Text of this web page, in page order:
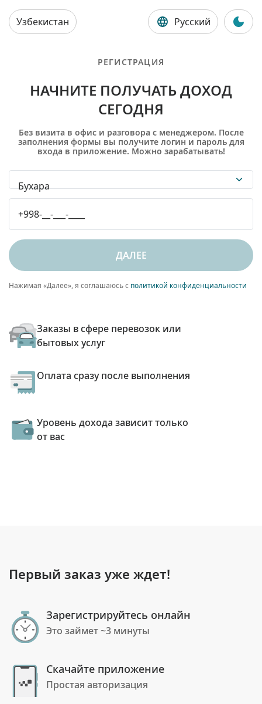
Узбекистан Русский
РЕГИСТРАЦИЯ
НАЧНИТЕ ПОЛУЧАТЬ ДОХОД
СЕГОДНЯ
Без визита в офис и разговора с менеджером. После
заполнения формы вы получите логин и пароль для
входа в приложение. Можно зарабатывать!
Бухара
ДАЛЕЕ
Нажимая «Далее», я соглашаюсь с политикой конфиденциальности
Заказы в сфере перевозок или
бытовых услуг
Оплата сразу после выполнения
Уровень дохода зависит только
от вас
Первый заказ уже ждет!
Зарегистрируйтесь онлайн
Это займет ~3 минуты
Скачайте приложение
Простая авторизация